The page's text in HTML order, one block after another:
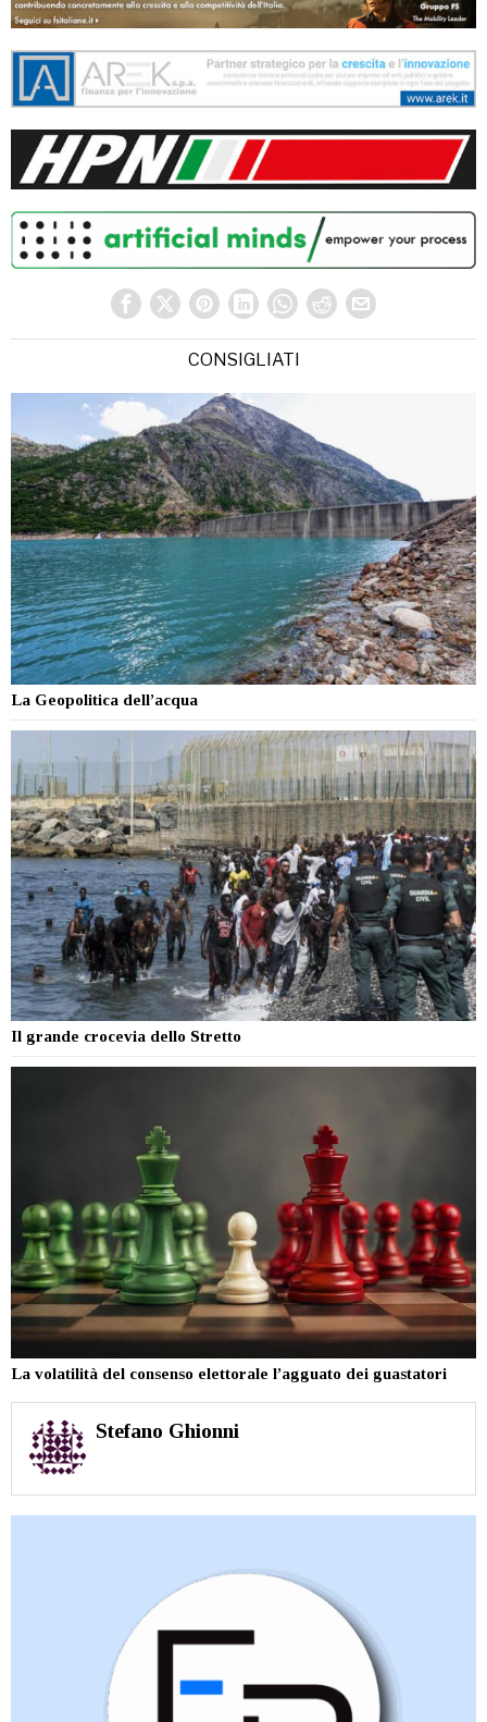
CONSIGLIATI
La Geopolitica dell’acqua
Il grande crocevia dello Stretto
La volatilità del consenso elettorale l’agguato dei guastatori
Stefano Ghionni